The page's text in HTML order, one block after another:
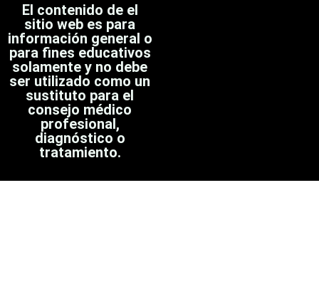
El contenido de el
sitio web es para
información general o
para fines educativos
solamente y no debe
ser utilizado como un
sustituto para el
consejo médico
profesional,
diagnóstico o
tratamiento.